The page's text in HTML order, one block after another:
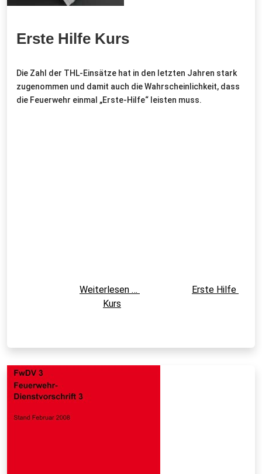
Erste Hilfe Kurs
Die Zahl der THL-Einsätze hat in den letzten Jahren stark
zugenommen und damit auch die Wahrscheinlichkeit, dass
die Feuerwehr einmal „Erste-Hilfe“ leisten muss.